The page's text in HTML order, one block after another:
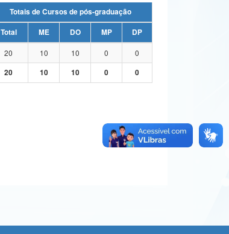
Totais de Cursos de pós-graduação
Total ME DO MP
DP
20 10 10 0
0
20 10 10 0 0